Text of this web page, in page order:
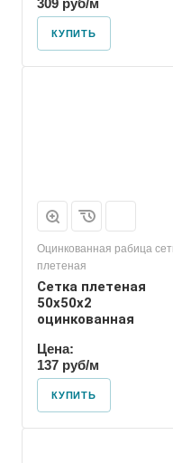
309 руб/м
КУПИТЬ
Оцинкованная рабица
плетеная
Сетка плетеная
50х50х2
оцинкованная
Цена:
137 руб/м
КУПИТЬ